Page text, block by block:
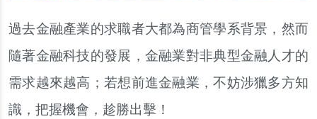
過去金融產業的求職者大都為商管學系背景，然而
隨著金融科技的發展，金融業對非典型金融人才的
需求越來越高；若想前進金融業，不妨涉獵多方知
識，把握機會，趁勝出擊！